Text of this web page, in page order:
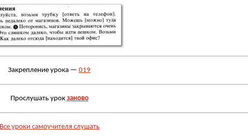
Закрепление урока — 019
Прослушать урок заново
Все уроки самоучителя слушать